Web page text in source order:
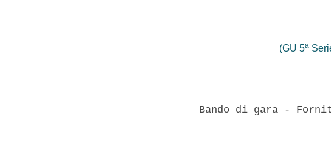
(GU 5a
Bando di gara -